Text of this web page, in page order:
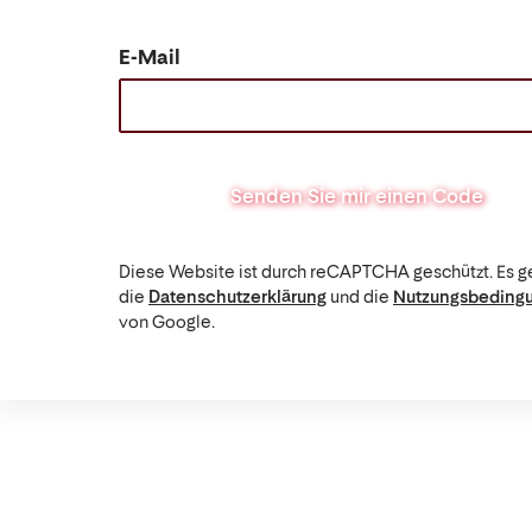
E-Mail
Senden Sie mir einen Code
Diese Website ist durch reCAPTCHA geschützt. Es
die Datenschutzerklärung und die
von Google.